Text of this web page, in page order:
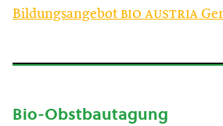
Bildungsangebot bio austria
Bio-Obstbautagung